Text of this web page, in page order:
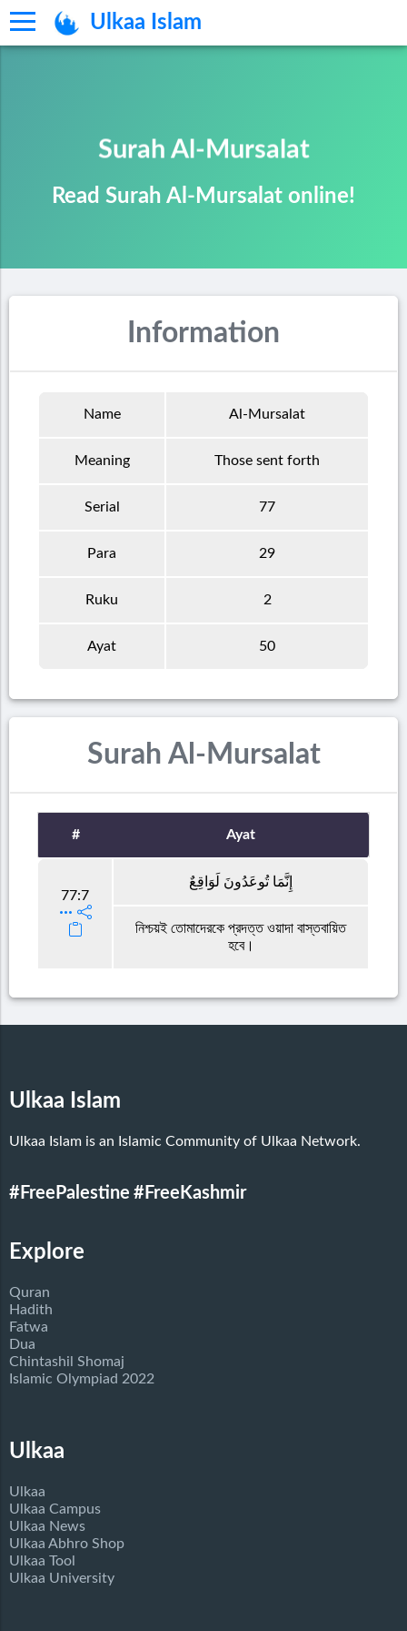
Ulkaa Islam
Surah Al-Mursalat
Read Surah Al-Mursalat online!
Information
Name Al-Mursalat
Meaning Those sent forth
Serial 77
Para 29
Ruku 2
Ayat 50
Surah Al-Mursalat
# Ayat
77:7
إِنَّمَا تُوعَدُونَ لَوَاقِعٌ
নিশ্চয়ই তোমাদেরকে প্রদত্ত ওয়াদা বাস্তবায়িত
হবে।
Ulkaa Islam
Ulkaa Islam is an Islamic Community of Ulkaa Network.
#FreePalestine #FreeKashmir
Explore
Quran
Hadith
Fatwa
Dua
Chintashil Shomaj
Islamic Olympiad 2022
Ulkaa
Ulkaa
Ulkaa Campus
Ulkaa News
Ulkaa Abhro Shop
Ulkaa Tool
Ulkaa University